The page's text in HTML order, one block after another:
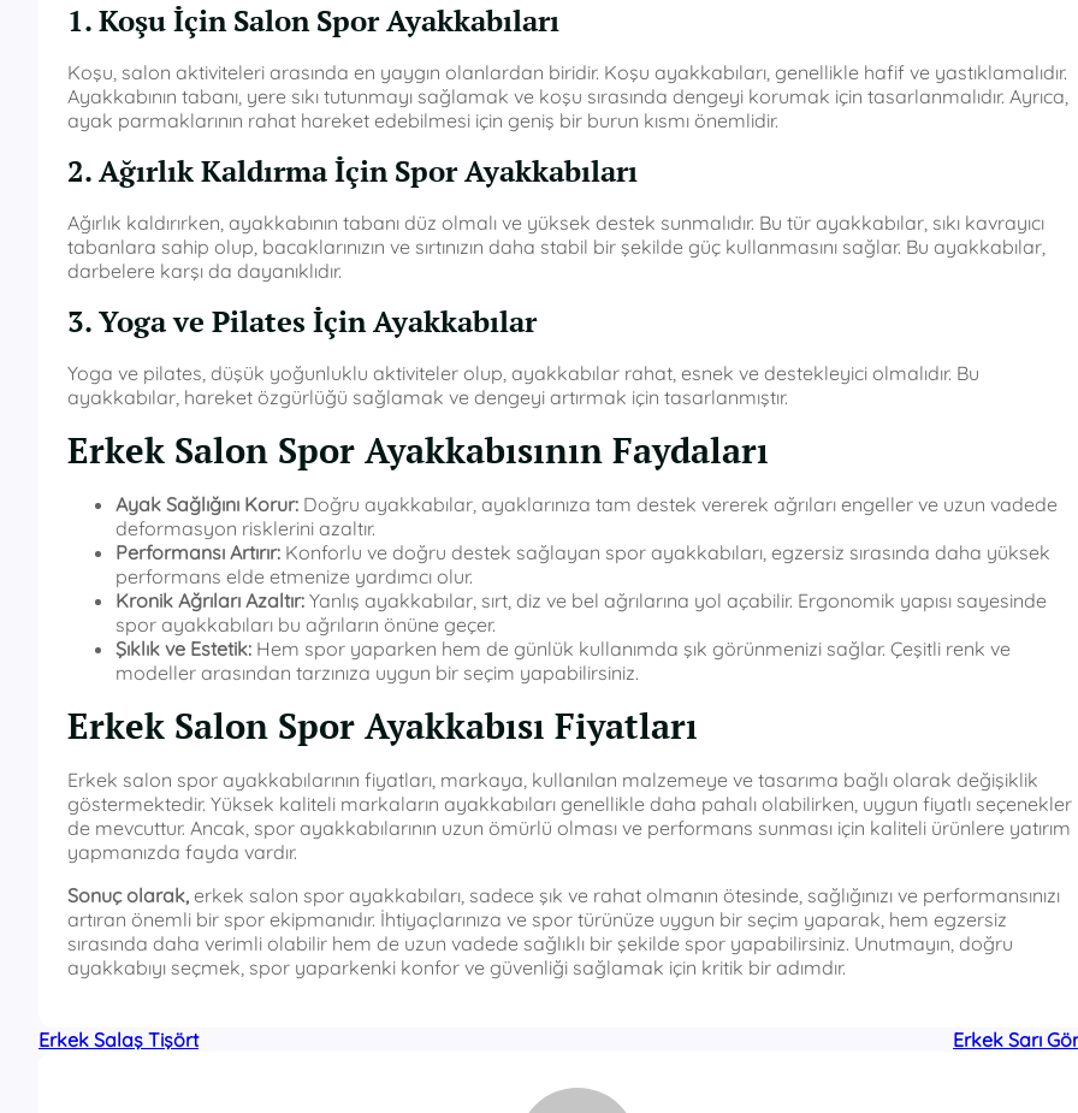
1. Koşu İçin Salon Spor Ayakkabıları
Koşu, salon aktiviteleri arasında en yaygın olanlardan biridir. Koşu ayakkabıları, genellikle hafif ve yastıklamalıdır.
Ayakkabının tabanı, yere sıkı tutunmayı sağlamak ve koşu sırasında dengeyi korumak için tasarlanmalıdır. Ayrıca,
ayak parmaklarının rahat hareket edebilmesi için geniş bir burun kısmı önemlidir.
2. Ağırlık Kaldırma İçin Spor Ayakkabıları
Ağırlık kaldırırken, ayakkabının tabanı düz olmalı ve yüksek destek sunmalıdır. Bu tür ayakkabılar, sıkı kavrayıcı
tabanlara sahip olup, bacaklarınızın ve sırtınızın daha stabil bir şekilde güç kullanmasını sağlar. Bu ayakkabılar,
darbelere karşı da dayanıklıdır.
3. Yoga ve Pilates İçin Ayakkabılar
Yoga ve pilates, düşük yoğunluklu aktiviteler olup, ayakkabılar rahat, esnek ve destekleyici olmalıdır. Bu
ayakkabılar, hareket özgürlüğü sağlamak ve dengeyi artırmak için tasarlanmıştır.
Erkek Salon Spor Ayakkabısının Faydaları
Ayak Sağlığını Korur: Doğru ayakkabılar, ayaklarınıza tam destek vererek ağrıları engeller ve uzun vadede
deformasyon risklerini azaltır.
Performansı Artırır: Konforlu ve doğru destek sağlayan spor ayakkabıları, egzersiz sırasında daha yüksek
performans elde etmenize yardımcı olur.
Kronik Ağrıları Azaltır: Yanlış ayakkabılar, sırt, diz ve bel ağrılarına yol açabilir. Ergonomik yapısı sayesinde
spor ayakkabıları bu ağrıların önüne geçer.
Şıklık ve Estetik: Hem spor yaparken hem de günlük kullanımda şık görünmenizi sağlar. Çeşitli renk ve
modeller arasından tarzınıza uygun bir seçim yapabilirsiniz.
Erkek Salon Spor Ayakkabısı Fiyatları
Erkek salon spor ayakkabılarının fiyatları, markaya, kullanılan malzemeye ve tasarıma bağlı olarak değişiklik
göstermektedir. Yüksek kaliteli markaların ayakkabıları genellikle daha pahalı olabilirken, uygun fiyatlı seçenekler
de mevcuttur. Ancak, spor ayakkabılarının uzun ömürlü olması ve performans sunması için kaliteli ürünlere yatırım
yapmanızda fayda vardır.
Sonuç olarak, erkek salon spor ayakkabıları, sadece şık ve rahat olmanın ötesinde, sağlığınızı ve performansınızı
artıran önemli bir spor ekipmanıdır. İhtiyaçlarınıza ve spor türünüze uygun bir seçim yaparak, hem egzersiz
sırasında daha verimli olabilir hem de uzun vadede sağlıklı bir şekilde spor yapabilirsiniz. Unutmayın, doğru
ayakkabıyı seçmek, spor yaparkenki konfor ve güvenliği sağlamak için kritik bir adımdır.
Erkek Salaş Tişört Erkek Sarı